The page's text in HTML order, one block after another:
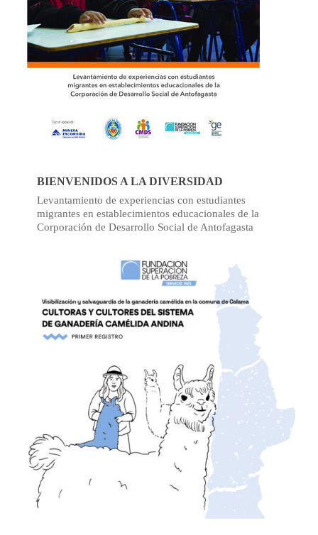
BIENVENIDOS A LA DIVERSIDAD
Levantamiento de experiencias con estudiantes
migrantes en establecimientos educacionales de la
Corporación de Desarrollo Social de Antofagasta